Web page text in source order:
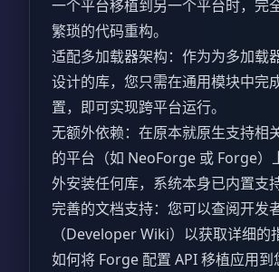
一个平台移植到另一个平台时，完
繁琐的代码重构。
适配多加载器架构：作为为多加载
设计的库，您只需在通用模块中完
置，即可实现跨平台运行。
无额外依赖：在原本就原生支持相
的平台（如 NeoForge 或 Forge）
外安装任何库，系统本身已内置支持
完善的文档支持：您可以查阅开发
（Developer Wiki）以获取详细的
如何将 Forge 配置 API 移植应用到